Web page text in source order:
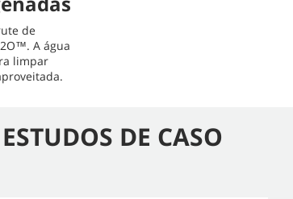
de
A água
limpar
ESTUDOS DE CASO